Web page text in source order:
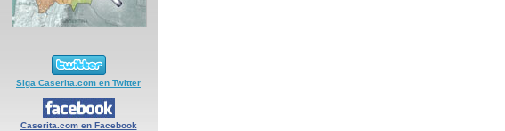
Siga Caserita.com en Twitter
Caserita.com en Facebook